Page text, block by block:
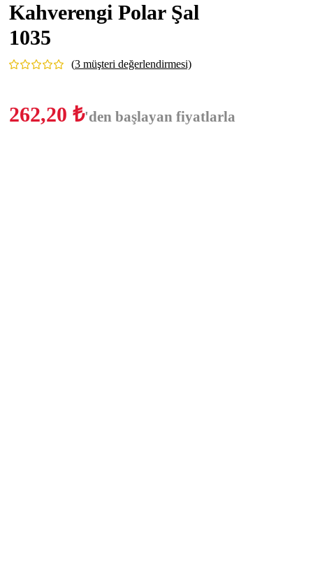
Kahverengi Polar Şal
1035
(3 müşteri değerlendirmesi)
262,20 ₺'den başlayan fiyatlarla